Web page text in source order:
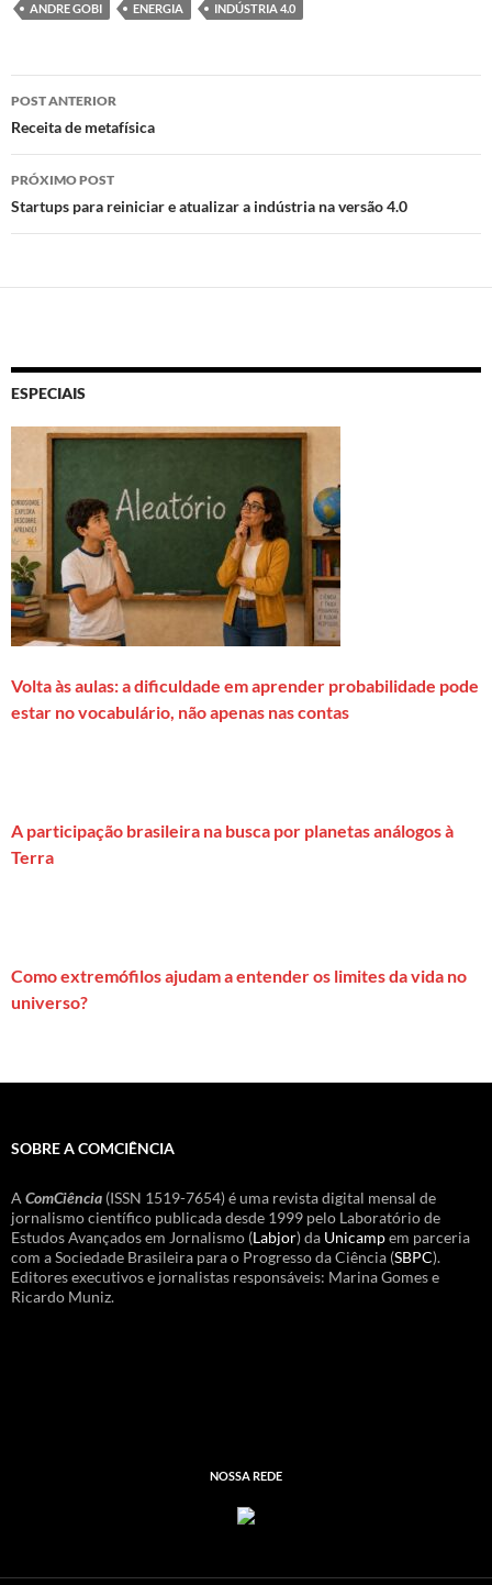
d
o
n
b
o
o
k
s
A
p
ANDRE GOBI ENERGIA INDÚSTRIA 4.0
Navegação
de
posts
POST ANTERIOR
Receita de metafísica
PRÓXIMO POST
Startups para reiniciar e atualizar a indústria na versão 4.0
ESPECIAIS
Volta às aulas: a dificuldade em aprender probabilidade pode
estar no vocabulário, não apenas nas contas
A participação brasileira na busca por planetas análogos à
Terra
Como extremófilos ajudam a entender os limites da vida no
universo?
SOBRE A COMCIÊNCIA
A ComCiência (ISSN 1519-7654) é uma revista digital mensal de
jornalismo científico publicada desde 1999 pelo Laboratório de
Estudos Avançados em Jornalismo (Labjor) da Unicampem parceria
com a Sociedade Brasileira para o Progresso da Ciência (SBPC).
Editores executivos e jornalistas responsáveis: Marina Gomes e
Ricardo Muniz.
NOSSA REDE